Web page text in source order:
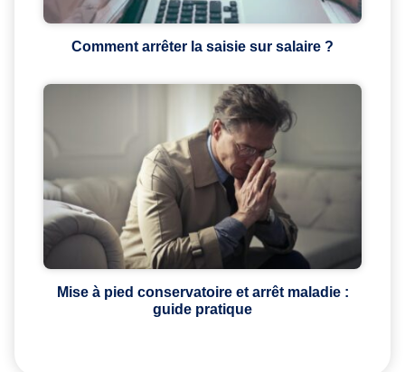
Comment arrêter la saisie sur salaire ?
Mise à pied conservatoire et arrêt maladie :
guide pratique